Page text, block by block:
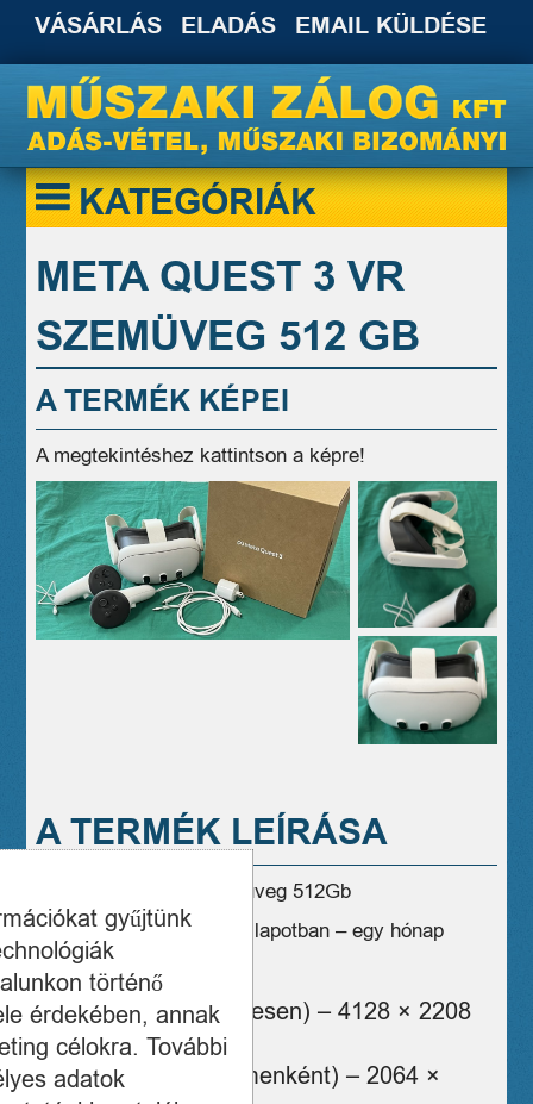
VÁSÁRLÁS ELADÁS EMAIL KÜLDÉSE
KATEGÓRIÁK
META QUEST 3 VR
SZEMÜVEG 512 GB
A TERMÉK KÉPEI
A megtekintéshez kattintson a képre!
A TERMÉK LEÍRÁSA
Meta Quest 3 VR szemüveg 512Gb
Dobozos – makulátlan állapotban – egy hónap
jótálással
Felbontás (összesen) – 4128 × 2208
px
Felbontás (szemenként) – 2064 ×
gyűjtünk
történő
érdekében, annak
célokra. További
adatok